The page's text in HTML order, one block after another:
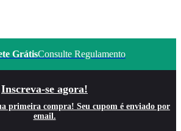
GrátisConsulte Regulamento
Inscreva-se agora!
primeira compra! Seu cupom é enviado por
email.